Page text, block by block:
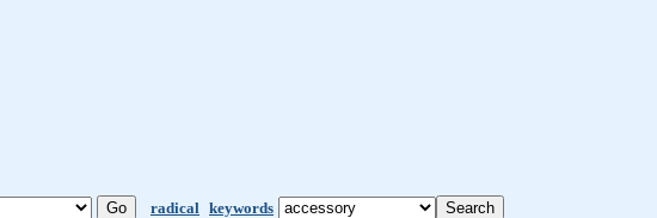
radical keywords